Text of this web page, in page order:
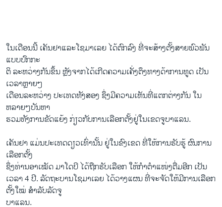
ໃນເດືອນນີ້ ເຄັນຢາແລະໂຊມາເລຍ ໄດ້ຕົກລົງ ທີ່ຈະສ້າງຕັ້ງສາຍພົວພັນ
ແບບປົກກະ
ຕິ ລະຫວ່າງກັນຂຶ້ນ ຫຼັງຈາກໄດ້ເກີດຄວາມເຄັ່ງຕຶງທາງດ້າການທູດ ເປັນ
ເວລາຫຼາຍໆ
ເດືອນລະຫວ່າງ ປະເທດທັງສອງ ຊຶ່ງມີຄວາມເຫັນທີ່ແຕກຕ່າງກັນ ໃນ
ຫລາຍໆບັນຫາ
ຮວມທັງການຂັດແຍ້ງ ກ່ຽວກັບການເລືອກຕັ້ງຢູ່ໃນເຂດຈູບາແລນ.
ເຄັນຢາ ແມ່ນປະເທດດຽວເທົ່ານັ້ນ ຢູ່ໃນຂົງເຂດ ທີ່ໃຫ້ການຮັບຮູ້ ຜົນການ
ເລືອກຕັ້ງ
ຊຶ່ງທ່ານອາເໝັດ ມາໂດບີ ໄດ້ຖືກຮັບເລືອກ ໃຫ້ກຳຕຳແໜ່ງຕື່ມອີກ ເປັນ
ເວລາ 4 ປີ. ລັດຖະບານໂຊມາເລຍ ໄດ້ວາງແຜນ ທີ່ຈະຈັດໃຫ້ມີການເລືອກ
ຕັ້ງໃໝ່ ສຳລັບລັດຈູ
ບາແລນ.